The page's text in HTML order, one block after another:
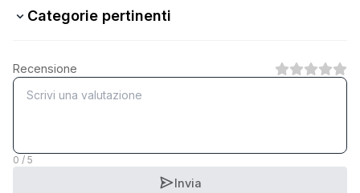
Categorie pertinenti
8.8 Stahl verzinkt
1 Categoria
Recensione
0 / 5
Invia